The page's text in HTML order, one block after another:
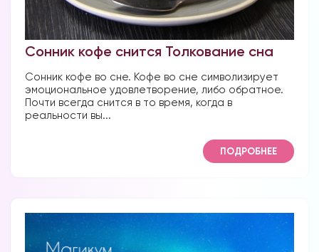
Сонник кофе снится Толкование сна
Сонник кофе во сне. Кофе во сне символизирует
эмоциональное удовлетворение, либо обратное.
Почти всегда снится в то время, когда в
реальности вы...
ПОДРОБНЕЕ